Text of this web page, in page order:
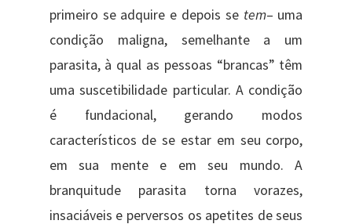
primeiro se adquire e depois se tem– uma
condição maligna, semelhante a um
parasita, à qual as pessoas “brancas” têm
uma suscetibilidade particular. A condição
é fundacional, gerando modos
característicos de se estar em seu corpo,
em sua mente e em seu mundo. A
branquitude parasita torna vorazes,
insaciáveis ​​e perversos os apetites de seus